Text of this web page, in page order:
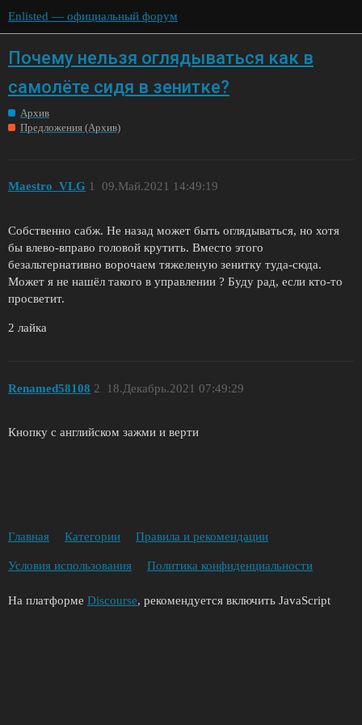
Enlisted — официальный форум
Почему нельзя оглядываться как в
самолёте сидя в зенитке?
Архив
Предложения (Архив)
Maestro_VLG 09.Май.2021 14:49:19
1
Собственно сабж. Не назад может быть оглядываться, но хотя
бы влево-вправо головой крутить. Вместо этого
безальтернативно ворочаем тяжеленую зенитку туда-сюда.
Может я не нашёл такого в управлении ? Буду рад, если кто-то
просветит.
2 лайка
Renamed58108 18.Декабрь.2021 07:49:29
2
Кнопку c английском зажми и верти
Главная Категории Правила и рекомендации
Условия использования Политика конфиденциальности
На платформе Discourse, рекомендуется включить JavaScript